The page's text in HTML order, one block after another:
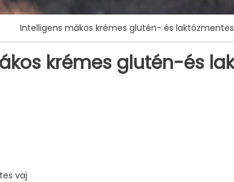
Intelligens mákos krémes glutén- és
krémes glutén-és
vaj